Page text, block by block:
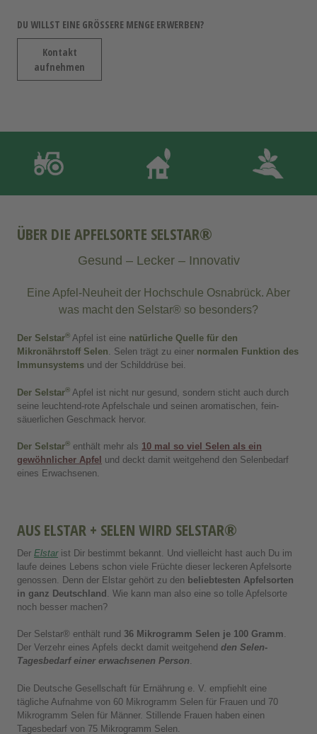
DU WILLST EINE GRÖSSERE MENGE ERWERBEN?
Kontakt
aufnehmen
ÜBER DIE APFELSORTE SELSTAR®
Gesund – Lecker – Innovativ
Eine Apfel-Neuheit der Hochschule Osnabrück. Aber
was macht den Selstar® so besonders?
Der Selstar® Apfel ist eine natürliche Quelle für den
Mikronährstoff Selen. Selen trägt zu einer normalen Funktion des
Immunsystems und der Schilddrüse bei.
Der Selstar® Apfel ist nicht nur gesund, sondern sticht auch durch
seine leuchtend-rote Apfelschale und seinen aromatischen, fein-
säuerlichen Geschmack hervor.
Der Selstar® enthält mehr als 10 mal so viel Selen als ein
gewöhnlicher Apfel und deckt damit weitgehend den Selenbedarf
eines Erwachsenen.
AUS ELSTAR + SELEN WIRD SELSTAR®
Der Elstarist Dir bestimmt bekannt. Und vielleicht hast auch Du im
laufe deines Lebens schon viele Früchte dieser leckeren Apfelsorte
genossen. Denn der Elstar gehört zu den beliebtesten Apfelsorten
in ganz Deutschland. Wie kann man also eine so tolle Apfelsorte
noch besser machen?
Der Selstar® enthält rund 36 Mikrogramm Selen je 100 Gramm.
Der Verzehr eines Apfels deckt damit weitgehend den Selen-
Tagesbedarf einer erwachsenen Person.
Die Deutsche Gesellschaft für Ernährung e. V. empfiehlt eine
tägliche Aufnahme von 60 Mikrogramm Selen für Frauen und 70
Mikrogramm Selen für Männer. Stillende Frauen haben einen
Tagesbedarf von 75 Mikrogramm Selen.